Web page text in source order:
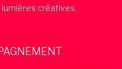
créatives.